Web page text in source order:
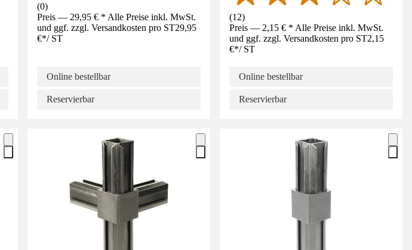
(0)
Preis — 29,95 € * Alle Preise inkl. MwSt.
und ggf. zzgl. Versandkosten pro ST29,95
€*/ ST
Online bestellbar
Reservierbar
(12)
Preis — 2,15 € * Alle Preise inkl. MwSt.
und ggf. zzgl. Versandkosten pro ST2,15
€*/ ST
Online bestellbar
Reservierbar